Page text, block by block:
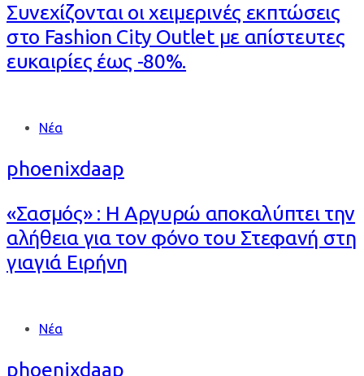
Συνεχίζονται οι χειμερινές εκπτώσεις
στο Fashion City Outlet με απίστευτες
ευκαιρίες έως -80%.
Tags Νέα
phoenixdaap
«Σασμός» : Η Αργυρώ αποκαλύπτει την
αλήθεια για τον φόνο του Στεφανή στη
γιαγιά Ειρήνη
Tags Νέα
phoenixdaap